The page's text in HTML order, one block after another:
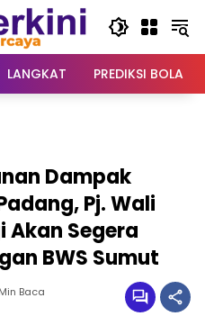
LANGKAT PREDIKSI BOLA
Dampak
Pj. Wali
Akan Segera
BWS Sumut
Baca